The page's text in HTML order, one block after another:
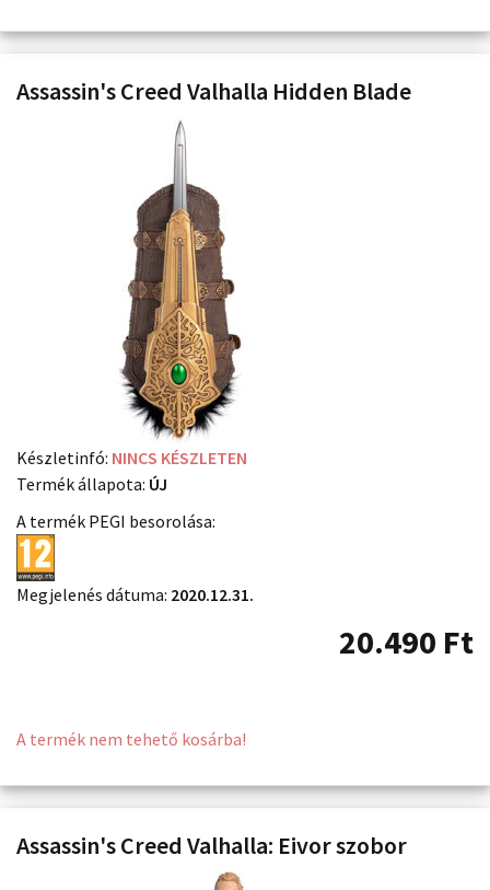
Assassin's Creed Valhalla Hidden Blade
Készletinfó: NINCS KÉSZLETEN
Termék állapota: ÚJ
A termék PEGI besorolása:
Megjelenés dátuma: 2020.12.31.
20.490 Ft
A termék nem tehető kosárba!
Assassin's Creed Valhalla: Eivor szobor